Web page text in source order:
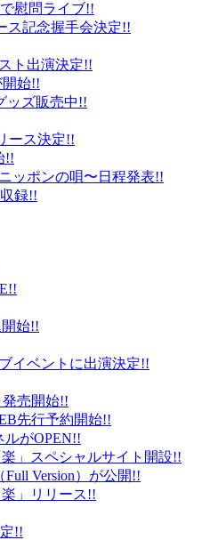
慰問ライブ!!
ス記念握手会決定!!
ト出演決定!!
開始!!
ッズ販売中!!
ース決定!!
!!
ッポンの唄〜日程発表!!
録!!
始!!
イベントに出演決定!!
売開始!!
先行予約開始!!
ルがOPEN!!
」スペシャルサイト開設!!
Version）が公開!!
」リリース!!
!!